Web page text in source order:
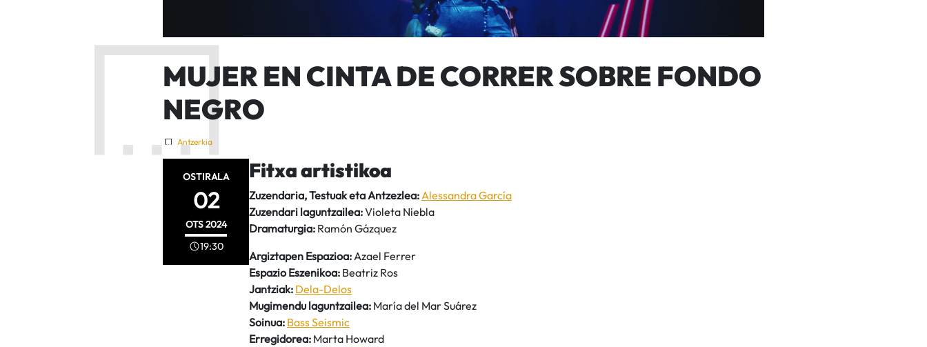
MUJER EN CINTA DE CORRER SOBRE FONDO
NEGRO
Antzerkia
OSTIRALA
02
OTS2024
19:30
Fitxa artistikoa
Zuzendaria, Testuak eta Antzezlea:Alessandra García
Zuzendari laguntzailea:Violeta Niebla
Dramaturgia: Ramón Gázquez
Argiztapen Espazioa:Azael Ferrer
Espazio Eszenikoa: Beatriz Ros
Jantziak: Dela-Delos
Mugimendu laguntzailea: María del Mar Suárez
Soinua: Bass Seismic
Erregidorea: Marta Howard